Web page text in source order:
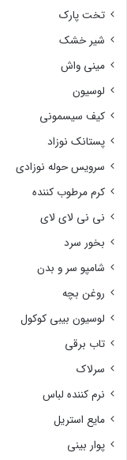
تخت پارک
شیر خشک
مینی واش
لوسیون
کیف سیسمونی
پستانک نوزاد
سرویس حوله نوزادی
کرم مرطوب کننده
نی نی لای لای
بخور سرد
شامپو سر و بدن
روغن بچه
لوسیون بیبی کوکول
تاب برقی
سرلاک
نرم کننده لباس
مایع استریل
پوار بینی